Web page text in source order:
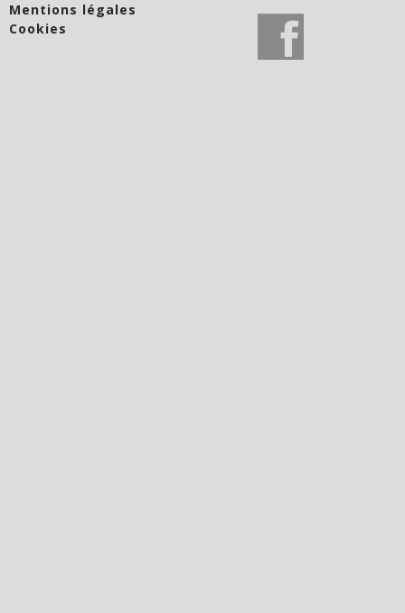
Mentions légales
Cookies